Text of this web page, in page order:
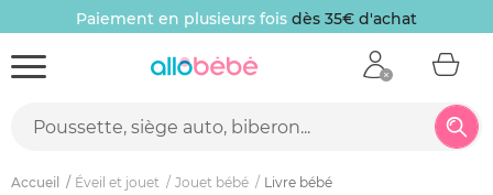
10 € offertssur votre première commande
Accueil Éveil et jouet Jouet bébé Livre bébé